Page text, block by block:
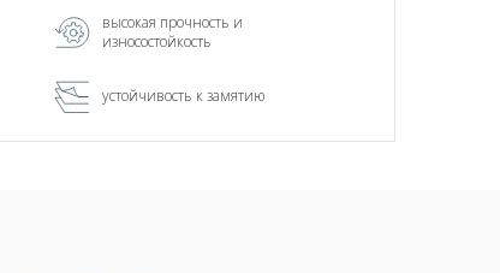
высокая прочность и
износостойкость
устойчивость к замятию